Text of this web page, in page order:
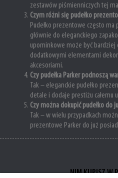
zestawów piśmienniczych tej
Czym różni się pudełko
Pudełko prezentowe często ma
głównie do eleganckiego
upominkowe może być
dodatkowymi elementami
akcesoriami.
Czy pudełka Parker podnoszą
Tak – eleganckie pudełko
detale i dodaje prestiżu całemu
Czy można dokupić pudełko do
Tak – w wielu przypadkach
prezentowe Parker do już
NIM KUPISZ W